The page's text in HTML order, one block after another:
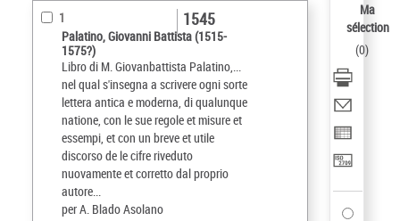
1
Palatino, Giovanni Battista (1515-
1575?)
Libro di M. Giovanbattista Palatino,...
nel qual s'insegna a scrivere ogni sorte
lettera antica e moderna, di qualunque
natione, con le sue regole et misure et
essempi, et con un breve et utile
discorso de le cifre riveduto
nuovamente et corretto dal proprio
autore...
per A. Blado Asolano
1545
Ma
sélection
(0)